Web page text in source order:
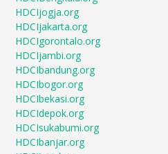
HDCIjogja.org
HDCIjakarta.org
HDCIgorontalo.org
HDCIjambi.org
HDCIbandung.org
HDCIbogor.org
HDCIbekasi.org
HDCIdepok.org
HDCIsukabumi.org
HDCIbanjar.org